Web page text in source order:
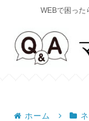
WEBで困った
ホーム